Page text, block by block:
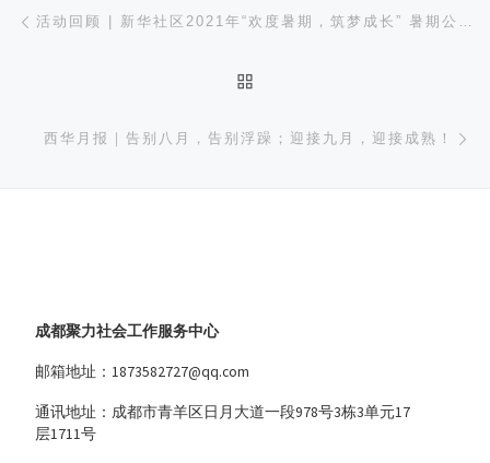
文章导航 活动回顾 | 新华社区2021年“欢度暑期，筑梦成长” 暑期公益课堂汇报演出顺利开展
西华月报｜告别八月，告别浮躁；迎接九月，迎接成熟！
成都聚力社会工作服务中心
邮箱地址：1873582727@qq.com
通讯地址：成都市青羊区日月大道一段978号3栋3单元17
层1711号